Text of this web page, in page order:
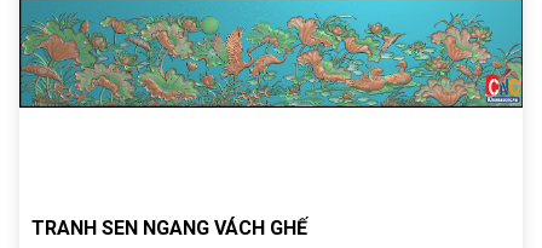
TRANH SEN NGANG VÁCH GHẾ